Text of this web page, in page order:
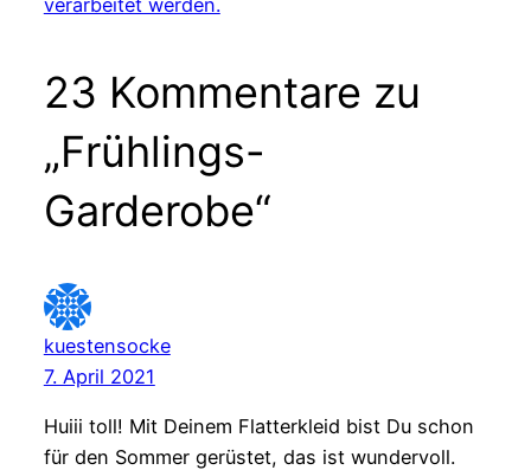
23 Kommentare zu
„Frühlings-
Garderobe“
kuestensocke
7. April 2021
Huiii toll! Mit Deinem Flatterkleid bist Du schon
für den Sommer gerüstet, das ist wundervoll.